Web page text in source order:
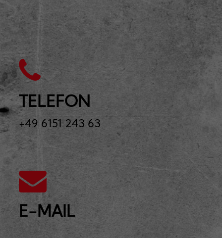
TELEFON
+49 6151 243 63
E-MAIL